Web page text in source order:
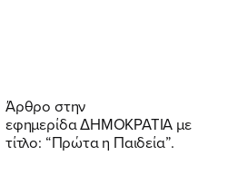
Άρθρο στην
εφημερίδαΔΗΜΟΚΡΑΤΙΑ με
τίτλο: “Πρώτα η Παιδεία”.